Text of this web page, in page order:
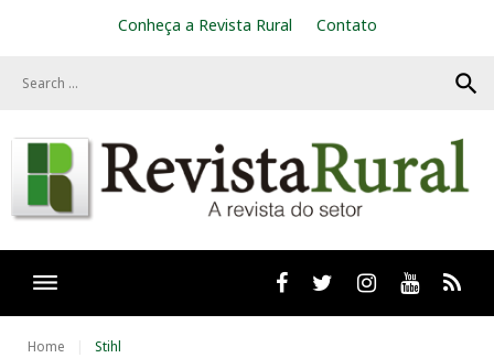
Conheça a Revista Rural Contato
search
Facebooktwitter Instagram
Youtube
Home Stihl